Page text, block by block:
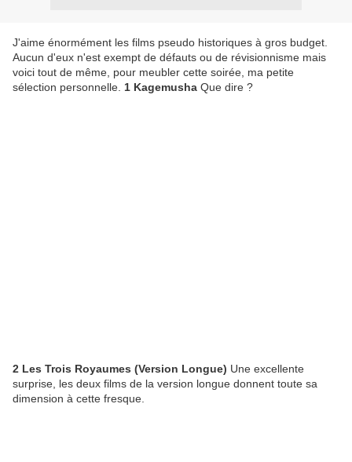
J'aime énormément les films pseudo historiques à gros budget.
Aucun d'eux n'est exempt de défauts ou de révisionnisme mais
voici tout de même, pour meubler cette soirée, ma petite
sélection personnelle. 1 Kagemusha Que dire ?
2 Les Trois Royaumes (Version Longue) Une excellente
surprise, les deux films de la version longue donnent toute sa
dimension à cette fresque.